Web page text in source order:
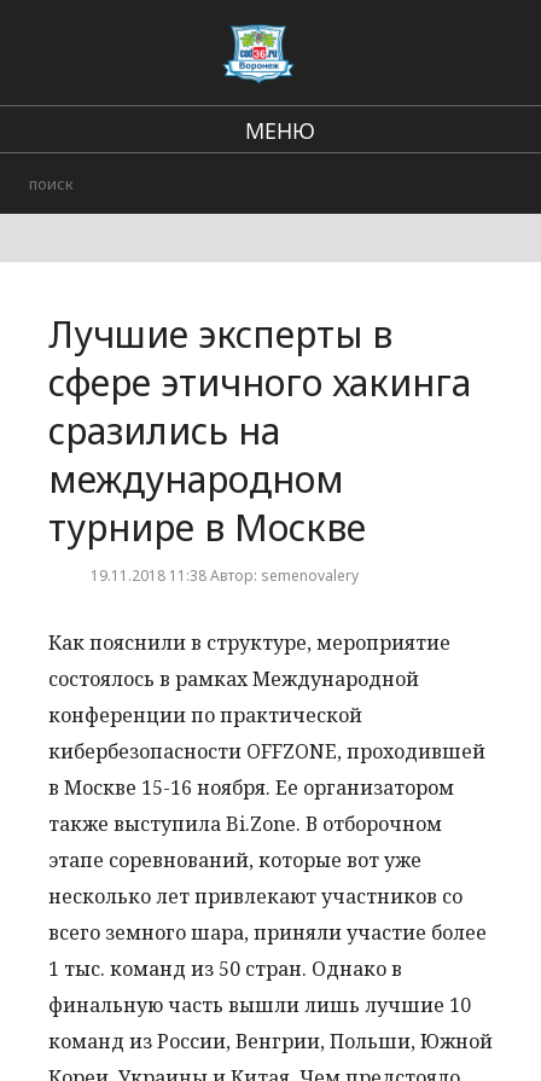
МЕНЮ
Происшествия
Лучшие эксперты в
сфере этичного хакинга
сразились на
международном
турнире в Москве
19.11.2018 11:38 Автор: semenovalery
Как пояснили в структуре, мероприятие
состоялось в рамках Международной
конференции по практической
кибербезопасности OFFZONE, проходившей
в Москве 15-16 ноября. Ее организатором
также выступила Bi.Zone. В отборочном
этапе соревнований, которые вот уже
несколько лет привлекают участников со
всего земного шара, приняли участие более
1 тыс. команд из 50 стран. Однако в
финальную часть вышли лишь лучшие 10
команд из России, Венгрии, Польши, Южной